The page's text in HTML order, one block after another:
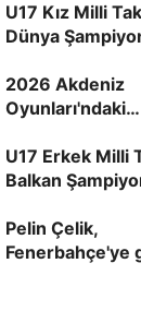
U17 Kız Milli
Dünya
2026 Akdeniz
Oyunları'ndaki
U17 Erkek Milli
Balkan
Pelin Çelik,
Fenerbahçe'ye